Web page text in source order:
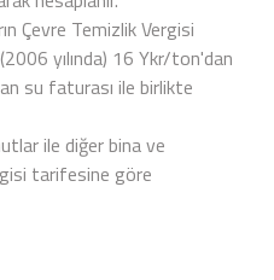
Çevre Temizlik Vergisi
yılında) 16 Ykr/ton'dan
su faturası ile birlikte
ile diğer bina ve
tarifesine göre